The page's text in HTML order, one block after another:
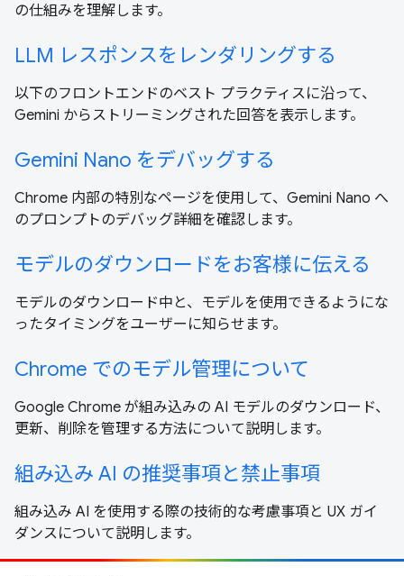
の仕組みを理解します。
LLM レスポンスをレンダリングする
以下のフロントエンドのベスト プラクティスに沿って、
Gemini からストリーミングされた回答を表示します。
Gemini Nano をデバッグする
Chrome 内部の特別なページを使用して、Gemini Nano へ
のプロンプトのデバッグ詳細を確認します。
モデルのダウンロードをお客様に伝える
モデルのダウンロード中と、モデルを使用できるようにな
ったタイミングをユーザーに知らせます。
Chrome でのモデル管理について
Google Chrome が組み込みの AI モデルのダウンロード、
更新、削除を管理する方法について説明します。
組み込み AI の推奨事項と禁止事項
組み込み AI を使用する際の技術的な考慮事項と UX ガイ
ダンスについて説明します。